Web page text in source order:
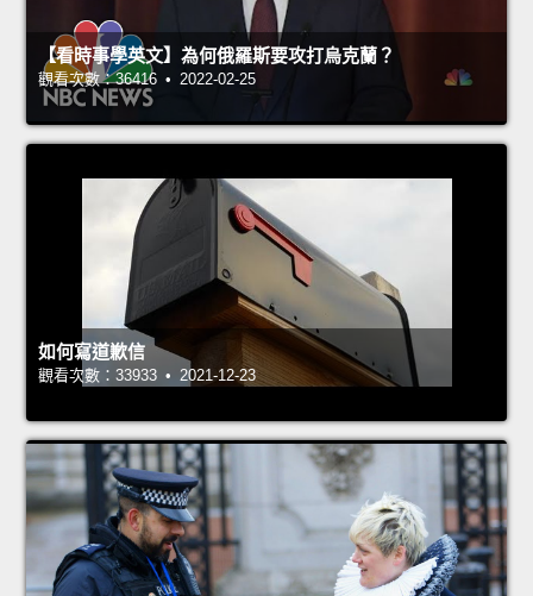
【看時事學英文】為何俄羅斯要攻打烏克蘭？
觀看次數：36416 • 2022-02-25
如何寫道歉信
觀看次數：33933 • 2021-12-23